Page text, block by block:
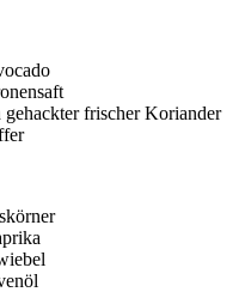
frischer Koriander